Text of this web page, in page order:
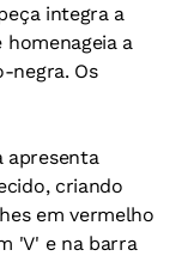
integra a
homenageia a
negra. Os
apresenta
criando
em vermelho
'V' e na barra